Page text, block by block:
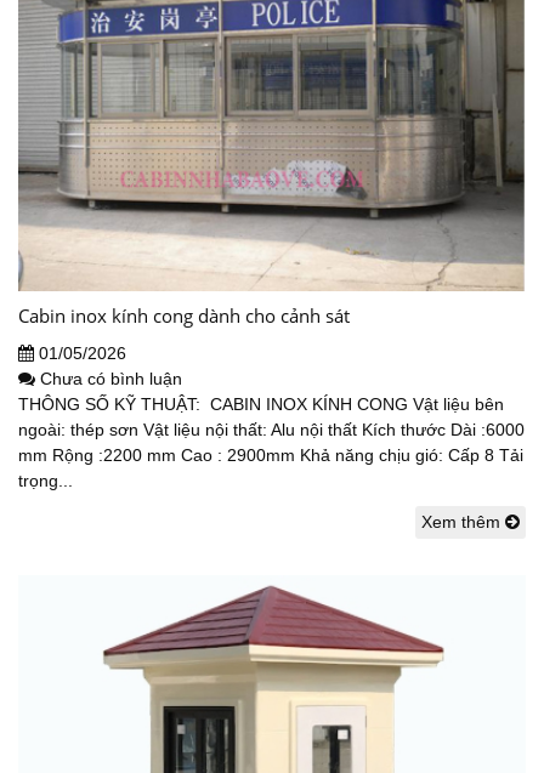
Cabin inox kính cong dành cho cảnh sát
01/05/2026
Chưa có bình luận
THÔNG SỐ KỸ THUẬT: CABIN INOX KÍNH CONG Vật liệu bên
ngoài: thép sơn Vật liệu nội thất: Alu nội thất Kích thước Dài :6000
mm Rộng :2200 mm Cao : 2900mm Khả năng chịu gió: Cấp 8 Tải
trọng...
Xem thêm